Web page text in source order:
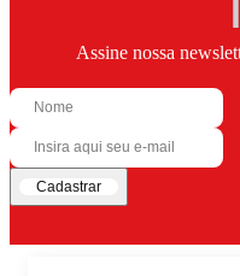
Assine nossa
Cadastrar